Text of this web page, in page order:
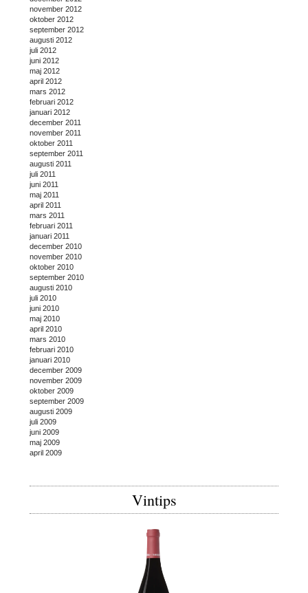
november 2012
oktober 2012
september 2012
augusti 2012
juli 2012
juni 2012
maj 2012
april 2012
mars 2012
februari 2012
januari 2012
december 2011
november 2011
oktober 2011
september 2011
augusti 2011
juli 2011
juni 2011
maj 2011
april 2011
mars 2011
februari 2011
januari 2011
december 2010
november 2010
oktober 2010
september 2010
augusti 2010
juli 2010
juni 2010
maj 2010
april 2010
mars 2010
februari 2010
januari 2010
december 2009
november 2009
oktober 2009
september 2009
augusti 2009
juli 2009
juni 2009
maj 2009
april 2009
Vintips